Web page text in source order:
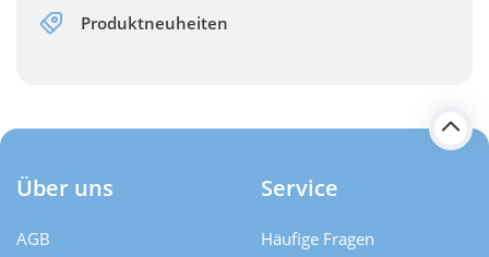
Produktneuheiten
Über uns
AGB
Service
Häufige Fragen